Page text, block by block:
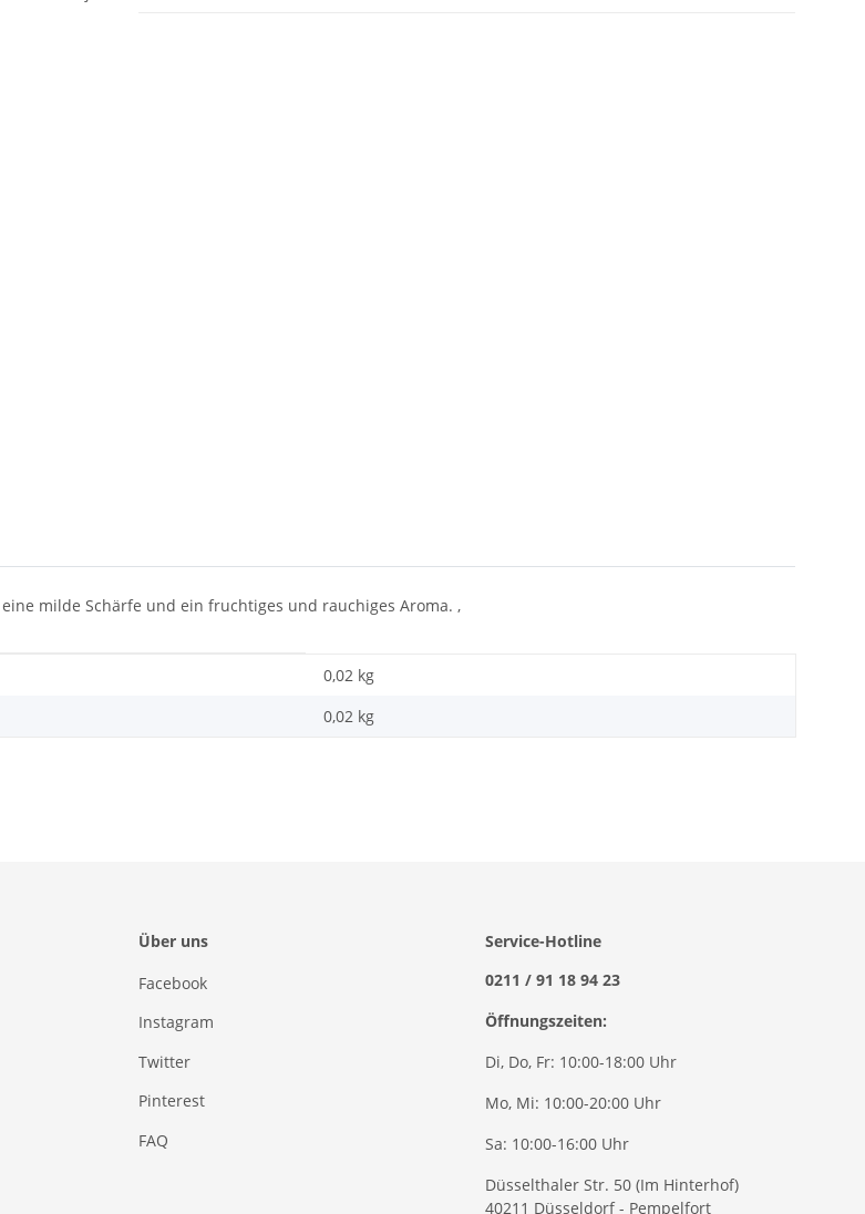
milde Schärfe und ein fruchtiges und rauchiges Aroma. ,
0,02 kg
0,02 kg
Über uns
Facebook
Instagram
Twitter
Pinterest
FAQ
Service-Hotline
0211 / 91 18 94 23
Öffnungszeiten:
Di, Do, Fr: 10:00-18:00 Uhr
Mo, Mi: 10:00-20:00 Uhr
Sa: 10:00-16:00 Uhr
Düsselthaler Str. 50 (Im Hinterhof)
40211 Düsseldorf - Pempelfort